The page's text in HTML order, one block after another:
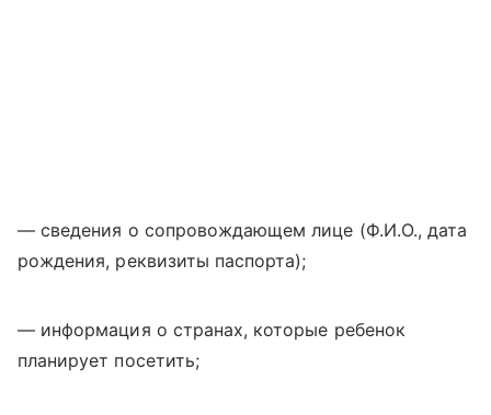
— сведения о сопровождающем лице (Ф.И.О., дата
рождения, реквизиты паспорта);
— информация о странах, которые ребенок
планирует посетить;